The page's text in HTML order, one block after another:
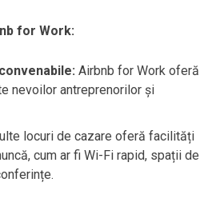
for Work:
Airbnb for Work oferă
nevoilor antreprenorilor și
locuri de cazare oferă facilități
cum ar fi Wi-Fi rapid, spații de